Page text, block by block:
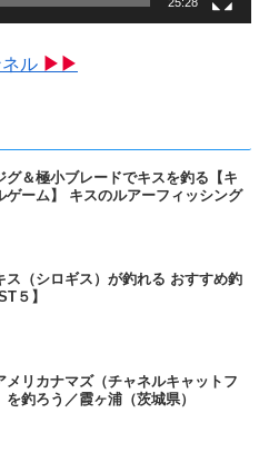
25:28
ル ▶▶
グ＆極小ブレードでキスを釣る【キ
ゲーム】 キスのルアーフィッシング
ス（シロギス）が釣れる おすすめ釣
５】
メリカナマズ（チャネルキャットフ
を釣ろう／霞ヶ浦（茨城県）